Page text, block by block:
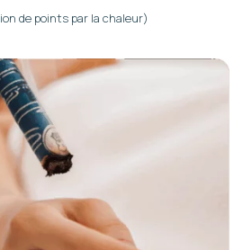
de points par la chaleur)